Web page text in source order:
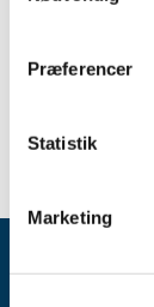
Præferencer
Statistik
Marketing
2009 (14)
2007 (3)